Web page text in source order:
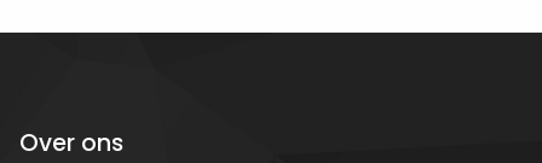
Over ons